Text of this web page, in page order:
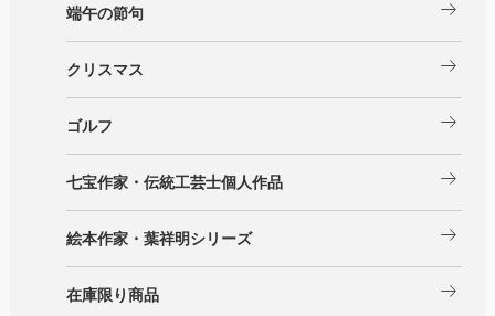
端午の節句 arrow_right_alt
クリスマス arrow_right_alt
ゴルフ arrow_right_alt
七宝作家・伝統工芸士個人作品 arrow_right_alt
絵本作家・葉祥明シリーズ arrow_right_alt
在庫限り商品 arrow_right_alt